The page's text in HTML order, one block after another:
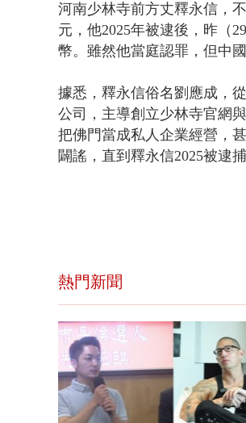
河南少林寺前方丈釋永信，
元，他2025年被逮後，昨（
幣。雖然他當庭認罪，但中
據悉，釋永信俗名劉應成，
公司，主導創立少林寺官網
把佛門當成私人企業經營，
闢謠，直到釋永信2025被逮
熱門新聞